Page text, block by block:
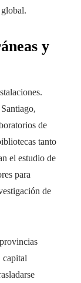
y
de
tanto
el estudio de
para
de
capital